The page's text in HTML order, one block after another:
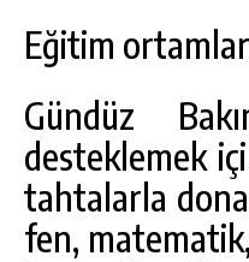
Eğitim
Gündüz
desteklemek
tahtalarla
fen,